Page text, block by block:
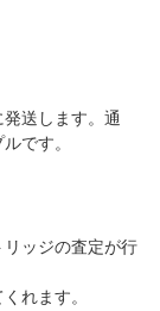
送します。通
です。
ッジの査定が行
れます。